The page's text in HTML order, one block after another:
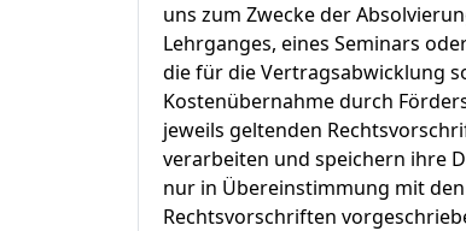
uns zum Zwecke der
Lehrganges, eines Seminars
die für die Vertragsabwicklung
Kostenübernahme durch
jeweils geltenden
verarbeiten und speichern ihre
nur in Übereinstimmung mit
Rechtsvorschriften